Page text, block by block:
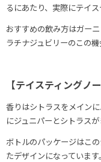
るにあたり、実際にテイス
おすすめの飲み方はガー
ラチナジュビリーのこの
【テイスティングノー
香りはシトラスをメイン
にジュニパーとシトラスが
ボトルのパッケージはこ
たデザインになっています。